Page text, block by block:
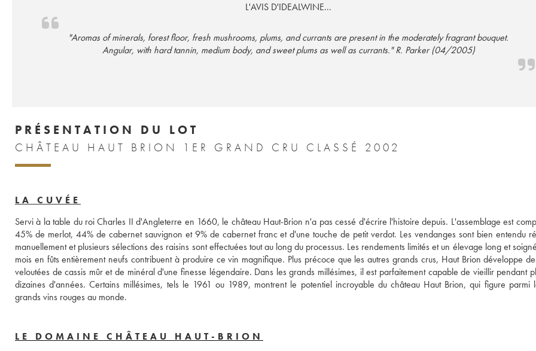
L'AVIS D'IDEALWINE...
"Aromas of minerals, forest floor, fresh mushrooms, plums, and currants are present in the moderately fragrant bouquet.
Angular, with hard tannin, medium body, and sweet plums as well as currants." R. Parker (04/2005)
PRÉSENTATION DU LOT
CHÂTEAU HAUT BRION 1ER GRAND CRU CLASSÉ 2002
LA CUVÉE
Servi à la table du roi Charles II d'Angleterre en 1660, le château Haut-Brion n'a pas cessé d'écrire l'histoire depuis. L'assemblage est
45% de merlot, 44% de cabernet sauvignon et 9% de cabernet franc et d'une touche de petit verdot. Les vendanges sont bien entendu
manuellement et plusieurs sélections des raisins sont effectuées tout au long du processus. Les rendements limités et un élevage long et
mois en fûts entièrement neufs contribuent à produire ce vin magnifique. Plus précoce que les autres grands crus, Haut Brion développe
veloutées de cassis mûr et de minéral d'une finesse légendaire. Dans les grands millésimes, il est parfaitement capable de vieillir pendant
dizaines d'années. Certains millésimes, tels le 1961 ou 1989, montrent le potentiel incroyable du château Haut Brion, qui figure parmi
grands vins rouges au monde.
LE DOMAINE CHÂTEAU HAUT-BRION